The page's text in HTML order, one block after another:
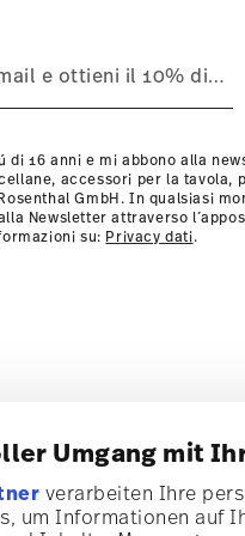
Umgang mit
verarbeiten Ihre
um Informationen auf
di 16 anni e mi abbono alla
accessori per la tavola,
GmbH. In qualsiasi
Newsletter attraverso
su: Privacy dati.
e ricevi il 10% di sconto!